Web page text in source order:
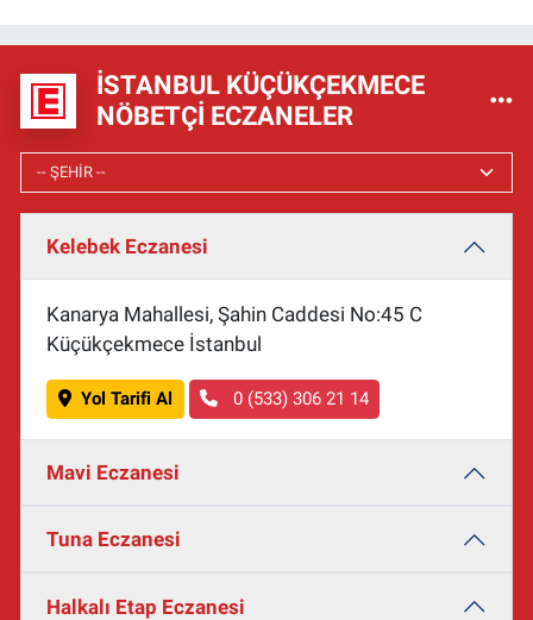
İSTANBUL KÜÇÜKÇEKMECE
NÖBETÇI ECZANELER
Kelebek Eczanesi
Kanarya Mahallesi, Şahin Caddesi No:45 C
Küçükçekmece İstanbul
Yol Tarifi Al 0 (533) 306 21 14
Mavi Eczanesi
Tuna Eczanesi
Halkalı Etap Eczanesi